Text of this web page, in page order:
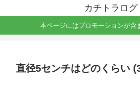
カチトラログ
本ページにはプロモーションが含
直径5センチはどのくらい